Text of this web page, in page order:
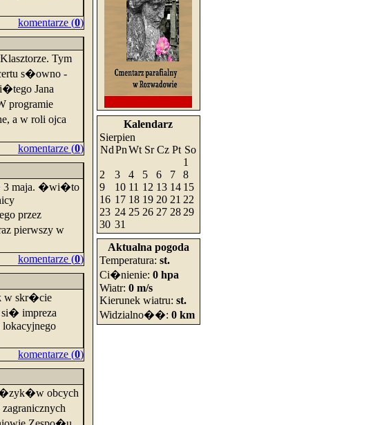
komentarze (0)
Tym
s�owno -
Jana
programie
a w roli ojca
komentarze (0)
3 maja. �wi�to
przez
pierwszy w
komentarze (0)
w skr�cie
impreza
komentarze (0)
obcych
Kalendarz
Sierpien
NdPnWt Sr Cz Pt So
1
2
3 4 5 6 7
8
9
10 11 12 13 14 15
16 17 18 19 20 21 22
23 24 25 26 27 28 29
30 31
Aktualna pogoda
Temperatura: st.
Ci�nienie: 0 hpa
Wiatr: 0 m/s
Kierunek wiatru: st.
Widzialno��: 0 km